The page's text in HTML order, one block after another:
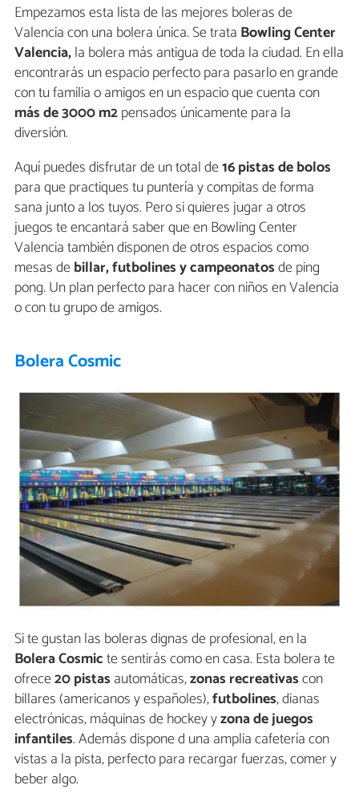
Empezamos esta lista de las mejores boleras de
Valencia con una bolera única. Se trata Bowling Center
Valencia,la bolera más antigua de toda la ciudad. En ella
encontrarás un espacio perfecto para pasarlo en grande
con tu familia o amigos en un espacio que cuenta con
más de 3000 m2pensados únicamente para la
diversión.
Aquí puedes disfrutar de un total de16 pistas de bolos
para que practiques tu puntería y compitas de forma
sana junto a los tuyos. Pero si quieres jugar a otros
juegos te encantará saber que en Bowling Center
Valencia también disponen de otros espacios como
mesas debillar, futbolines y campeonatosde ping
pong. Un plan perfecto para hacer con niños en Valencia
o con tu grupo de amigos.
Bolera Cosmic
Si te gustan las boleras dignas de profesional, en la
Bolera Cosmicte sentirás como en casa. Esta bolera te
ofrece20 pistas automáticas,zonas recreativascon
billares (americanos y españoles),futbolines, dianas
electrónicas, máquinas de hockey yzonadejuegos
infantiles. Además dispone d una amplia cafetería con
vistas a la pista, perfecto para recargar fuerzas, comer y
beber algo.